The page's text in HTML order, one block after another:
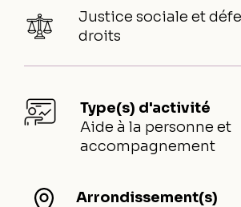
Justice sociale et
droits
Type(s) d'activité
Aide à la personne et
accompagnement
Arrondissement(s)